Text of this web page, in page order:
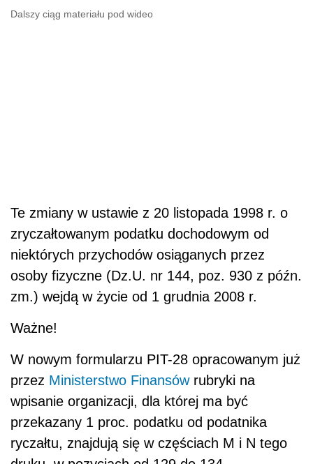
Dalszy ciąg materiału pod wideo
Te zmiany w ustawie z 20 listopada 1998 r. o
zryczałtowanym podatku dochodowym od
niektórych przychodów osiąganych przez
osoby fizyczne (Dz.U. nr 144, poz. 930 z późn.
zm.) wejdą w życie od 1 grudnia 2008 r.
Ważne!
W nowym formularzu PIT-28 opracowanym już
przez Ministerstwo Finansówrubryki na
wpisanie organizacji, dla której ma być
przekazany 1 proc. podatku od podatnika
ryczałtu, znajdują się w częściach M i N tego